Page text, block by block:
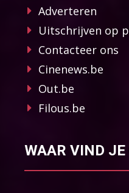
Adverteren
Uitschrijven op
Contacteer ons
Cinenews.be
Out.be
Filous.be
WAAR VIND JE